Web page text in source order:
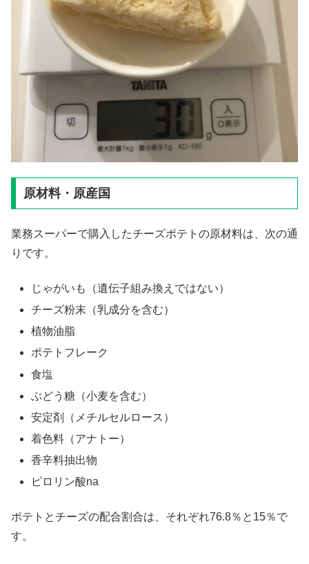
原材料・原産国
業務スーパーで購入したチーズポテトの原材料は、次の通
りです。
じゃがいも（遺伝子組み換えではない）
チーズ粉末（乳成分を含む）
植物油脂
ポテトフレーク
食塩
ぶどう糖（小麦を含む）
安定剤（メチルセルロース）
着色料（アナトー）
香辛料抽出物
ピロリン酸na
ポテトとチーズの配合割合は、それぞれ76.8％と15％で
す。